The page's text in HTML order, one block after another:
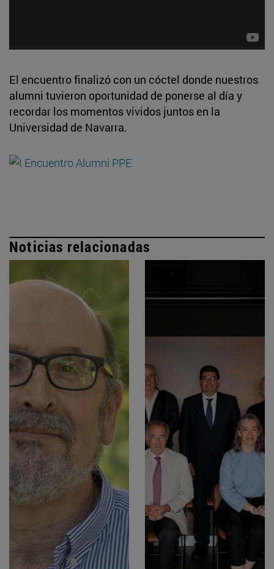
El encuentro finalizó con un cóctel donde nuestros
alumni tuvieron oportunidad de ponerse al día y
recordar los momentos vividos juntos en la
Universidad de Navarra.
Noticias relacionadas